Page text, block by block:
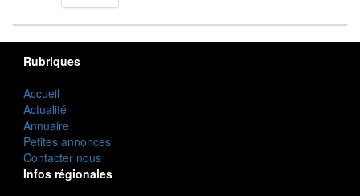
Rubriques
Accueil
Actualité
Annuaire
Petites annonces
Contacter nous
Infos régionales